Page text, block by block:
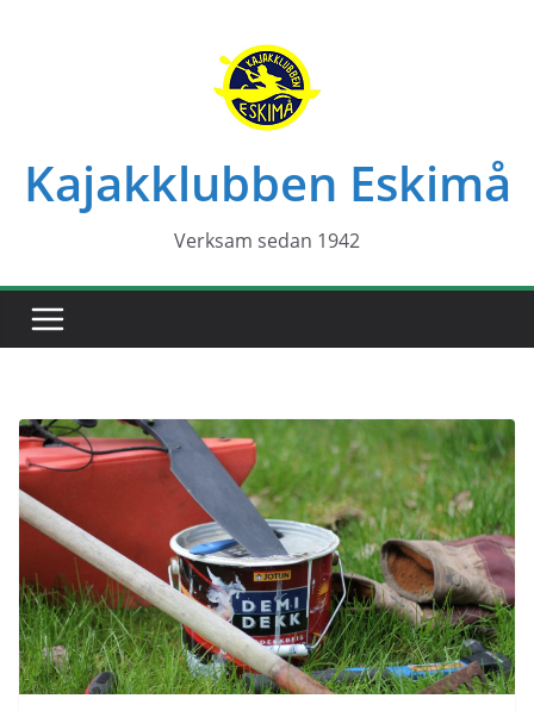
Kajakklubben Eskimå
Verksam sedan 1942